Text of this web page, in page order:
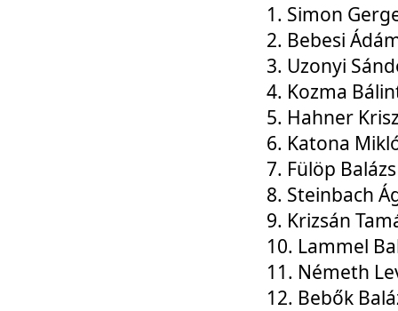
1. Simon
2. Bebesi
3. Uzonyi
4. Kozma
5. Hahner
6. Katona
7. Fülöp Balázs
8. Steinbach
9. Krizsán
10. Lammel
11. Németh
12. Bebők